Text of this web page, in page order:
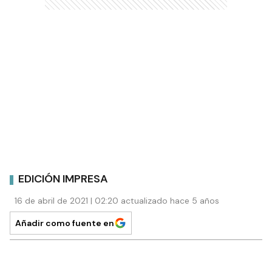
EDICIÓN IMPRESA
16 de abril de 2021 | 02:20 actualizado hace 5 años
Añadir como fuente en